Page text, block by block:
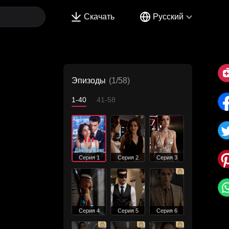
Скачать Русский
Эпизоды (1/58)
1-40 41-58
Серия 1 Серия 2 Серия 3
Серия 4 Серия 5 Серия 6